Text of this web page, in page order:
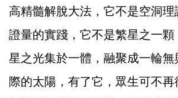
高精髓解脫大法，它不是空洞理
證量的實踐，它不是繁星之一顆
星之光集於一體，融聚成一輪
際的太陽，有了它，眾生可不